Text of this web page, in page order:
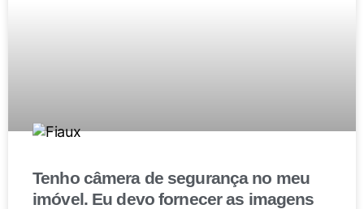
Tenho câmera de segurança no meu
imóvel. Eu devo fornecer as imagens